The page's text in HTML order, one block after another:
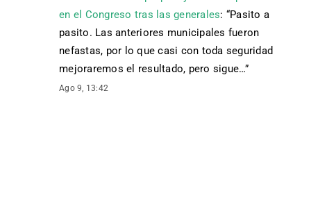
en el Congreso tras las generales: “Pasito a
pasito. Las anteriores municipales fueron
nefastas, por lo que casi con toda seguridad
mejoraremos el resultado, pero sigue…”
Ago 9, 13:42